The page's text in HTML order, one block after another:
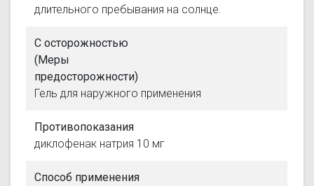
длительного пребывания на солнце.
С осторожностью
(Меры
предосторожности)
Гель для наружного применения
Противопоказания
диклофенак натрия 10 мг
Способ применения